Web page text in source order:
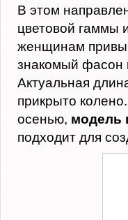
В этом
цветовой гаммы
женщинам
знакомый фасон
Актуальная
прикрыто
осенью, модель
подходит для